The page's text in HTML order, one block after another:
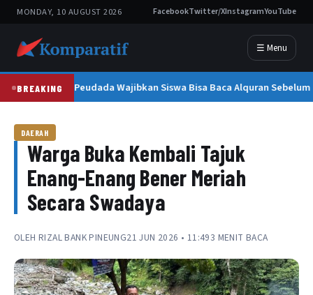
MONDAY, 10 AUGUST 2026 FacebookTwitter/XInstagramYouTube
☰ Menu
BREAKING
SMAN 1 Peudada Wajibkan Siswa Bisa Baca Alquran Sebelum
DAERAH
Warga Buka Kembali Tajuk
Enang-Enang Bener Meriah
Secara Swadaya
OLEH RIZAL BANK PINEUNG21 JUN 2026 • 11:493 MENIT BACA